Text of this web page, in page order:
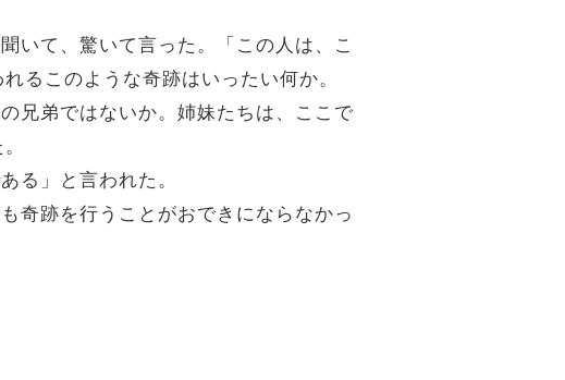
いて、驚いて言った。「この人は、こ
るこのような奇跡はいったい何か。
兄弟ではないか。姉妹たちは、ここで
る」と言われた。
奇跡を行うことがおできにならなかっ